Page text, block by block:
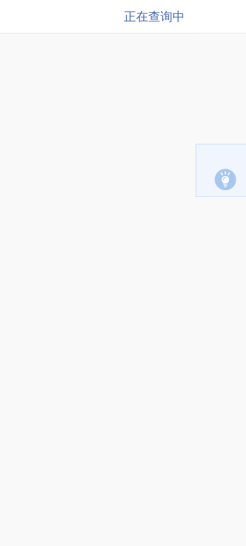
正在查询中